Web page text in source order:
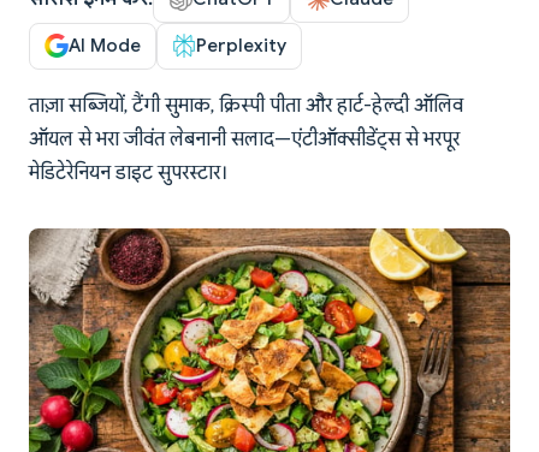
AI Mode Perplexity
ताज़ा सब्जियों, टैंगी सुमाक, क्रिस्पी पीता और हार्ट-हेल्दी ऑलिव
ऑयल से भरा जीवंत लेबनानी सलाद—एंटीऑक्सीडेंट्स से भरपूर
मेडिटेरेनियन डाइट सुपरस्टार।